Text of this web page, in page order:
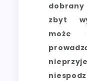
zbyt
może